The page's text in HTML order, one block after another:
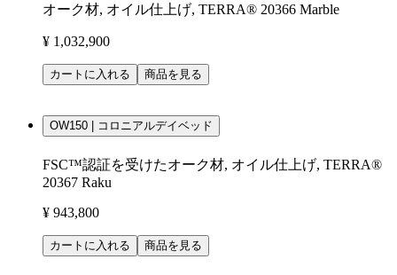
オーク材, オイル仕上げ, TERRA® 20366 Marble
¥ 1,032,900
カートに入れる 商品を見る
OW150 | コロニアルデイベッド
FSC™認証を受けたオーク材, オイル仕上げ, TERRA®
20367 Raku
¥ 943,800
カートに入れる 商品を見る